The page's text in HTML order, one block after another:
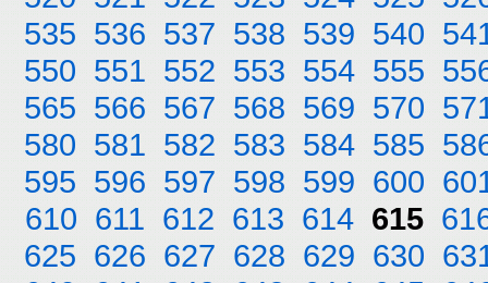
535 536 537 538 539 540
550 551 552 553 554 555
565 566 567 568 569 570
580 581 582 583 584 585
595 596 597 598 599 600
610 611 612 613 614 615
625 626 627 628 629 630